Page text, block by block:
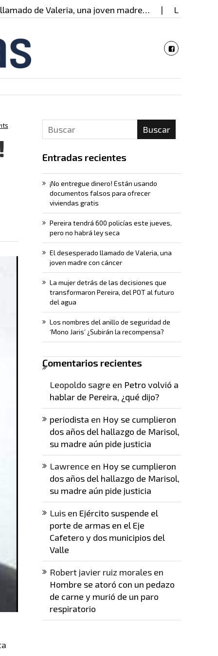
de Valeria, una joven madre… La mujer detrás
Buscar
Entradas recientes
¡No entregue dinero! Están usando
documentos falsos para ofrecer
viviendas gratis
Pereira tendrá 600 policías este jueves,
pero no habrá ley seca
El desesperado llamado de Valeria, una
joven madre con cáncer
La mujer detrás de las decisiones que
transformaron Pereira, del POT al futuro
del agua
Los nombres del anillo de seguridad de
‘Mono Jaris’ ¿Subirán la recompensa?
Comentarios recientes
Leopoldo sagre en Petro volvió a
hablar de Pereira, ¿qué dijo?
periodista en Hoy se cumplieron
dos años del hallazgo de Marisol,
su madre aún pide justicia
Lawrence en Hoy se cumplieron
dos años del hallazgo de Marisol,
su madre aún pide justicia
Luisen Ejército suspende el
porte de armas en el Eje
Cafetero y dos municipios del
Valle
Robert javier ruiz moralesen
Hombre se atoró con un pedazo
de carne y murió de un paro
respiratorio